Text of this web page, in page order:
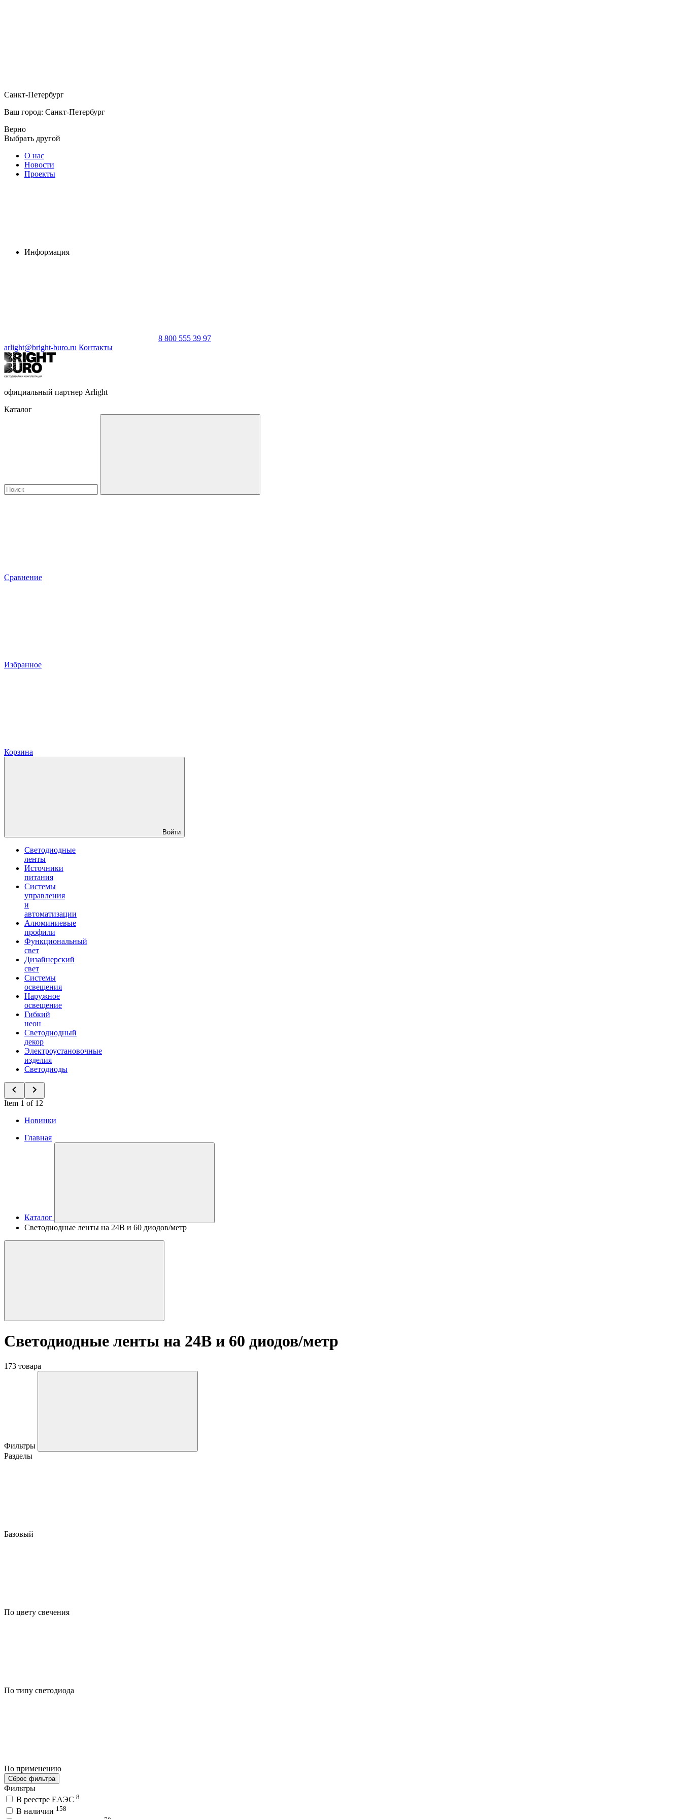
Санкт-Петербург
Ваш город: Санкт-Петербург
Верно
Выбрать другой
О нас
Новости
Проекты
Информация
8 800 555 39 97
arlight@bright-buro.ru Контакты
официальный партнер Arlight
Каталог
Сравнение
Избранное
Корзина
Войти
Светодиодные
ленты
Источники
питания
Системы
управления
и
автоматизации
Алюминиевые
профили
Функциональный
свет
Дизайнерский
свет
Системы
освещения
Наружное
освещение
Гибкий
неон
Светодиодный
декор
Электроустановочные
изделия
Светодиоды
Item 1 of 12
Новинки
Главная
Каталог
Светодиодные ленты на 24В и 60 диодов/метр
Светодиодные ленты на 24В и 60 диодов/метр
173 товара
Фильтры
Разделы
Базовый
По цвету свечения
По типу светодиода
По применению
Сброс фильтра
Фильтры
В реестре ЕАЭС 8
В наличии 158